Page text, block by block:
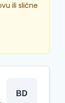
ili slične
BD